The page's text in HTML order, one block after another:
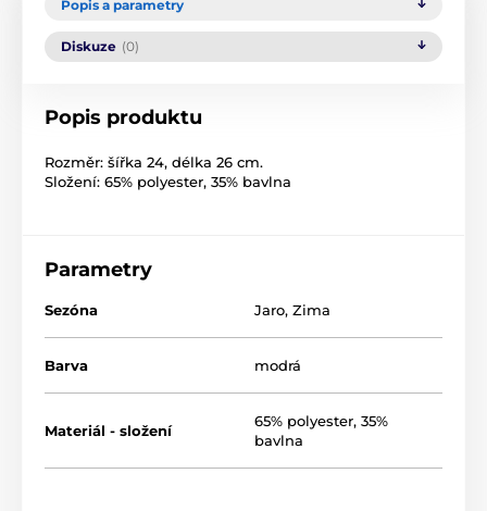
Popis a parametry
Diskuze (0)
Popis produktu
Rozměr: šířka 24, délka 26 cm.
Složení: 65% polyester, 35% bavlna
Parametry
Sezóna Jaro, Zima
Barva modrá
Materiál - složení
65% polyester, 35%
bavlna